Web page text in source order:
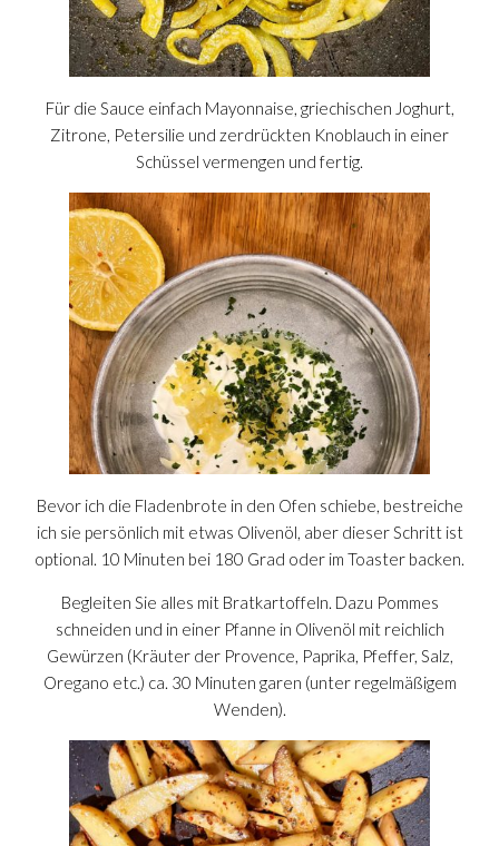
Für die Sauce einfach Mayonnaise, griechischen Joghurt,
Zitrone, Petersilie und zerdrückten Knoblauch in einer
Schüssel vermengen und fertig.
Bevor ich die Fladenbrote in den Ofen schiebe, bestreiche
ich sie persönlich mit etwas Olivenöl, aber dieser Schritt ist
optional. 10 Minuten bei 180 Grad oder im Toaster backen.
Begleiten Sie alles mit Bratkartoffeln. Dazu Pommes
schneiden und in einer Pfanne in Olivenöl mit reichlich
Gewürzen (Kräuter der Provence, Paprika, Pfeffer, Salz,
Oregano etc.) ca. 30 Minuten garen (unter regelmäßigem
Wenden).